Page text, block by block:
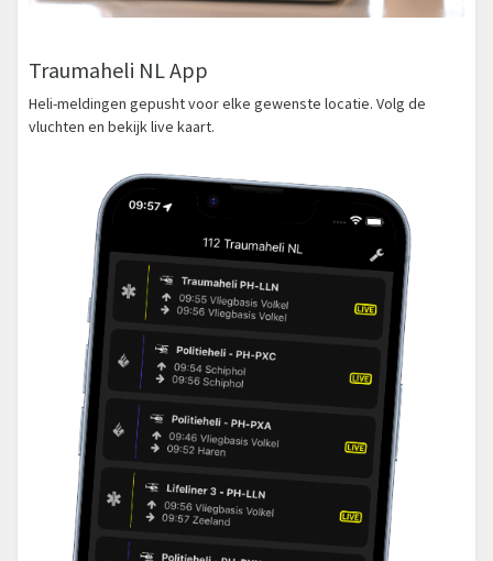
Traumaheli NL App
Heli-meldingen gepusht voor elke gewenste locatie. Volg de
vluchten en bekijk live kaart.